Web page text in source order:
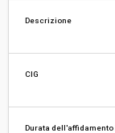
Descrizione
CIG
Durata